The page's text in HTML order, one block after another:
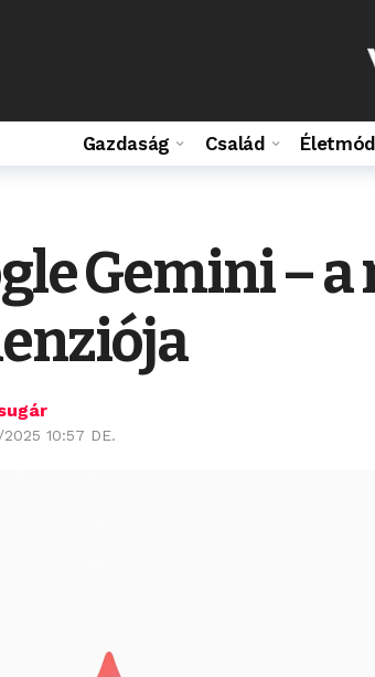
Gazdaság Család Életmód
Gemini –
2025 10:57 DE.